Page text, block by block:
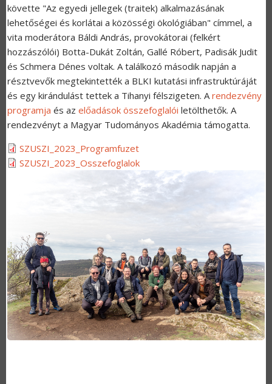
követte "Az egyedi jellegek (traitek) alkalmazásának
lehetőségei és korlátai a közösségi ökológiában" címmel, a
vita moderátora Báldi András, provokátorai (felkért
hozzászólói) Botta-Dukát Zoltán, Gallé Róbert, Padisák Judit
és Schmera Dénes voltak. A találkozó második napján a
résztvevők megtekintették a BLKI kutatási infrastruktúráját
és egy kirándulást tettek a Tihanyi félszigeten. A rendezvény
programja és az előadások összefoglalói letölthetők. A
rendezvényt a Magyar Tudományos Akadémia támogatta.
SZUSZI_2023_Programfuzet
SZUSZI_2023_Osszefoglalok